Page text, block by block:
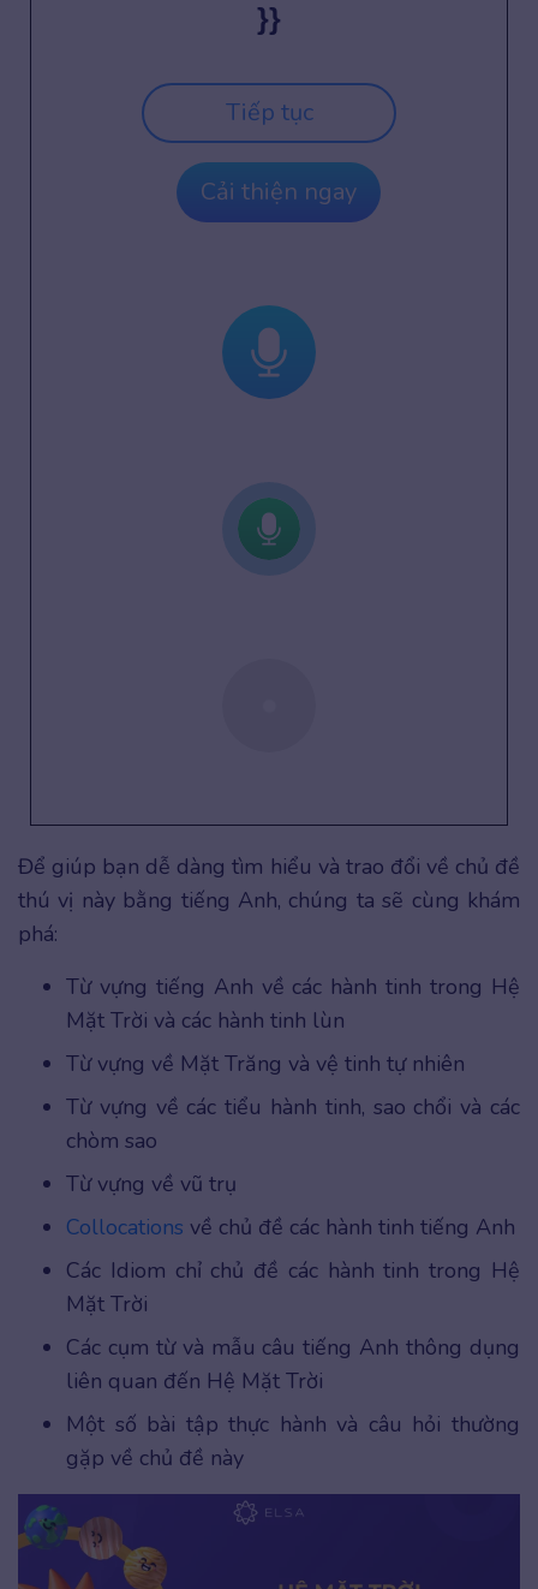
}}
Tiếp tục
Cải thiện ngay
Để giúp bạn dễ dàng tìm hiểu và trao đổi về chủ đề
thú vị này bằng tiếng Anh, chúng ta sẽ cùng khám
phá:
Từ vựng tiếng Anh về các hành tinh trong Hệ
Mặt Trời và các hành tinh lùn
Từ vựng về Mặt Trăng và vệ tinh tự nhiên
Từ vựng về các tiểu hành tinh, sao chổi và các
chòm sao
Từ vựng về vũ trụ
Collocations về chủ đề các hành tinh tiếng Anh
Các Idiom chỉ chủ đề các hành tinh trong Hệ
Mặt Trời
Các cụm từ và mẫu câu tiếng Anh thông dụng
liên quan đến Hệ Mặt Trời
Một số bài tập thực hành và câu hỏi thường
gặp về chủ đề này